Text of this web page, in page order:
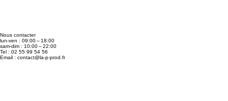
Nous contacter
lun-ven : 09:00 – 18:00
sam-dim : 10:00 – 22:00
Tel : 02 55 99 54 56
Email : contact@la-p-prod.fr